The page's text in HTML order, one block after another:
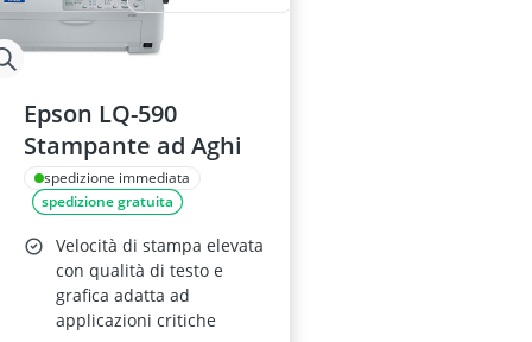
Epson LQ-590
Stampante ad Aghi
spedizione immediata
spedizione gratuita
Velocità di stampa elevata
con qualità di testo e
grafica adatta ad
applicazioni critiche